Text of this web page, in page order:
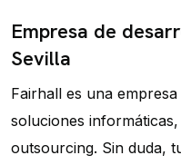
Empresa de
Sevilla
Fairhall es una
soluciones
outsourcing. Sin duda,